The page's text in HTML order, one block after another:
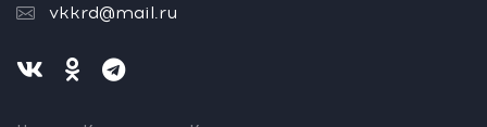
vkkrd@mail.ru